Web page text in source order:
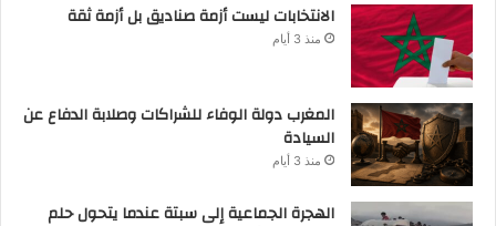
الانتخابات ليست أزمة صناديق بل أزمة ثقة
منذ 3 أيام
المغرب دولة الوفاء للشراكات وصلابة الدفاع عن
السيادة
منذ 3 أيام
الهجرة الجماعية إلى سبتة عندما يتحول حلم